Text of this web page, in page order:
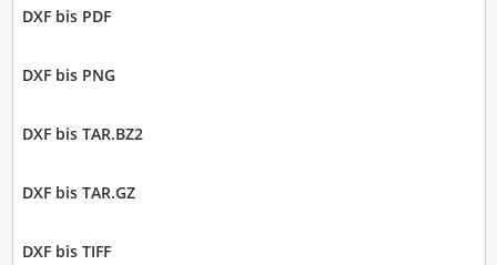
DXF bis PDF
DXF bis PNG
DXF bis TAR.BZ2
DXF bis TAR.GZ
DXF bis TIFF